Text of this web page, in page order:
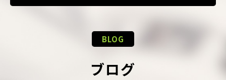
BLOG
ブログ